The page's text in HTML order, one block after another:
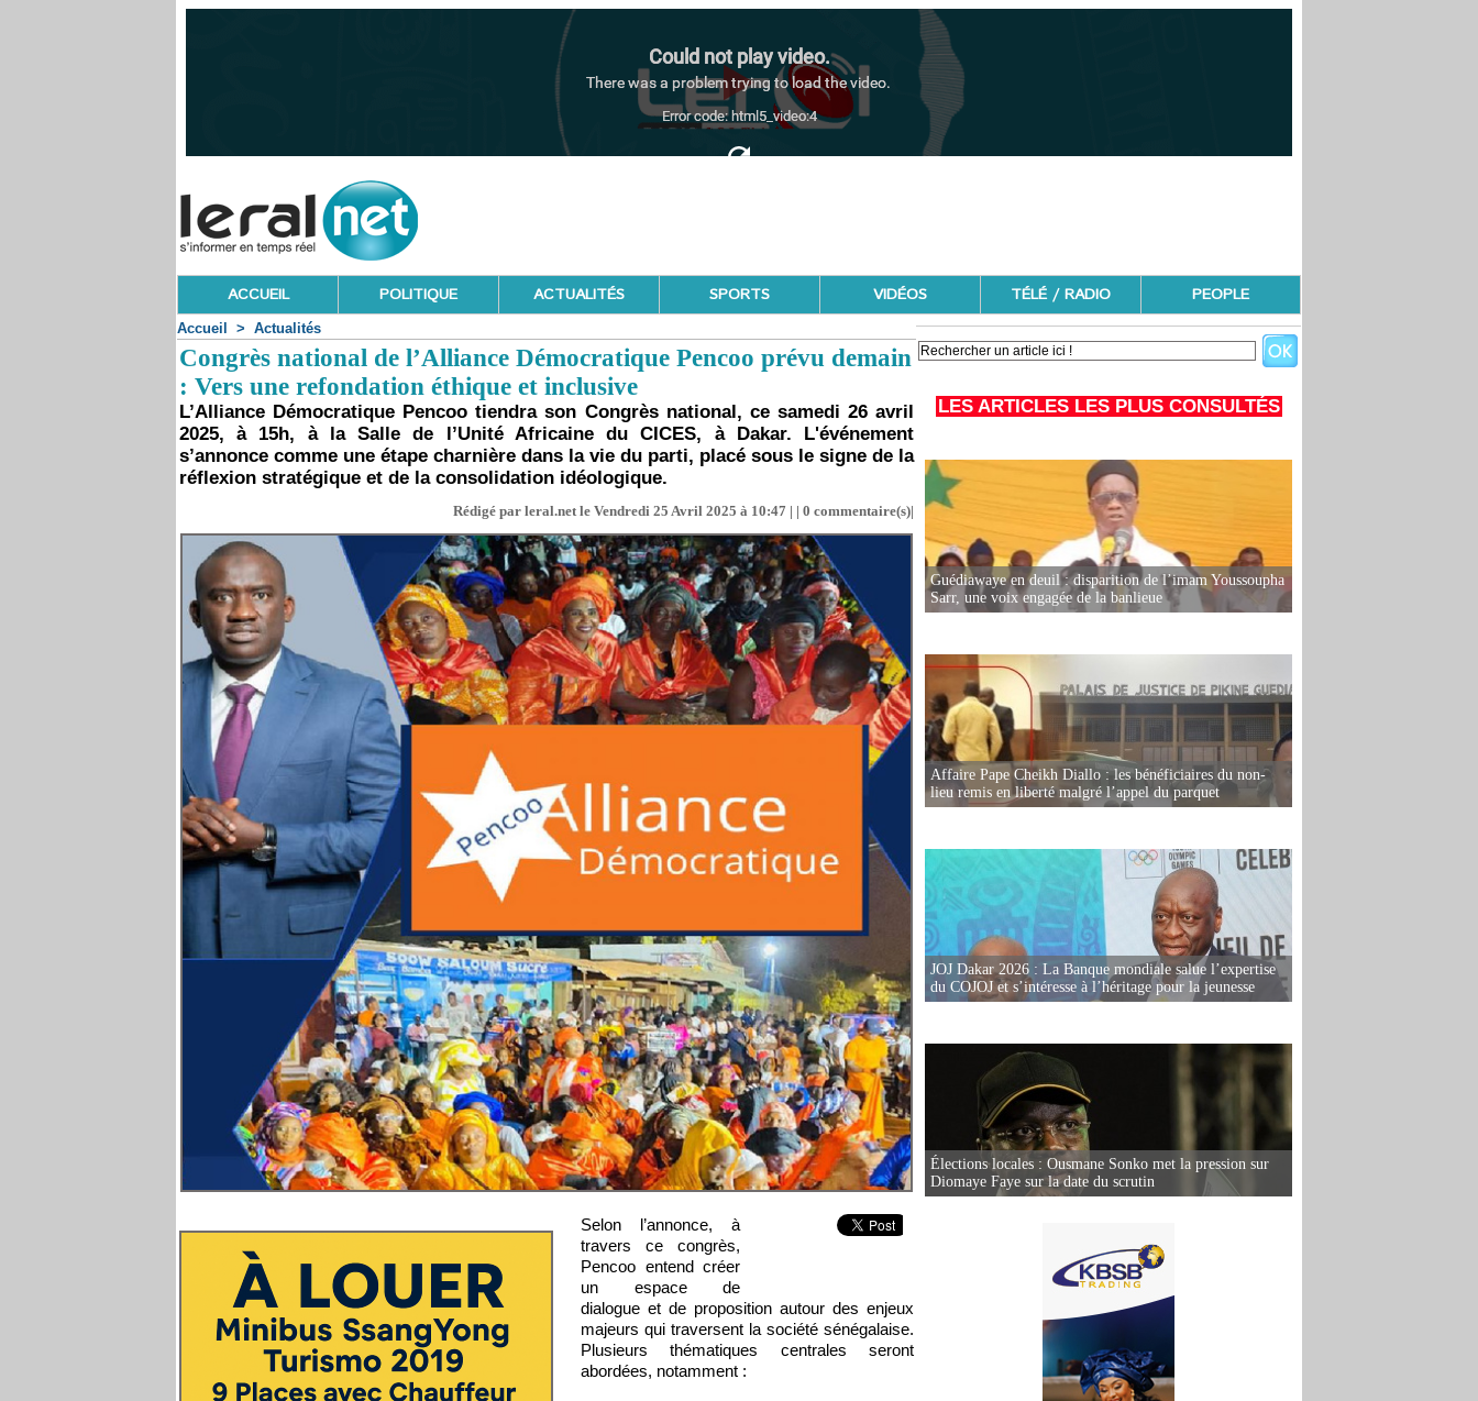
ACCUEIL POLITIQUE ACTUALITÉS SPORTS VIDÉOS TÉLÉ / RADIO PEOPLE
Accueil > Actualités
Congrès national de l’Alliance Démocratique Pencoo prévu demain
: Vers une refondation éthique et inclusive
L’Alliance Démocratique Pencoo tiendra son Congrès national, ce samedi 26 avril
2025, à 15h, à la Salle de l’Unité Africaine du CICES, à Dakar. L'événement
s’annonce comme une étape charnière dans la vie du parti, placé sous le signe de la
réflexion stratégique et de la consolidation idéologique.
Rédigé par leral.net le Vendredi 25 Avril 2025 à 10:47 | | 0 commentaire(s)|
Selon l’annonce, à
travers ce congrès,
Pencoo entend créer
un espace de
dialogue et de proposition autour des enjeux
majeurs qui traversent la société sénégalaise.
Plusieurs thématiques centrales seront
abordées, notamment :
LES ARTICLES LES PLUS CONSULTÉS
Guédiawaye en deuil : disparition de l’imam Youssoupha
Sarr, une voix engagée de la banlieue
Affaire Pape Cheikh Diallo : les bénéficiaires du non-
lieu remis en liberté malgré l’appel du parquet
JOJ Dakar 2026 : La Banque mondiale salue l’expertise
du COJOJ et s’intéresse à l’héritage pour la jeunesse
Élections locales : Ousmane Sonko met la pression sur
Diomaye Faye sur la date du scrutin